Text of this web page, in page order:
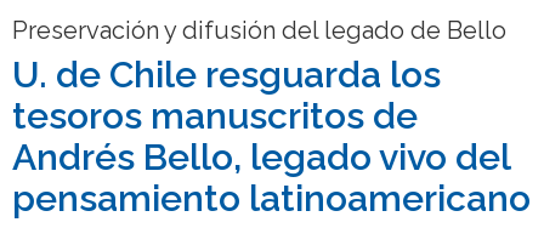
Académicas/os
Funcionarias/os
Egresadas/os
Preservación y difusión del legado de Bello
U. de Chile resguarda los
tesoros manuscritos de
Andrés Bello, legado vivo del
pensamiento latinoamericano